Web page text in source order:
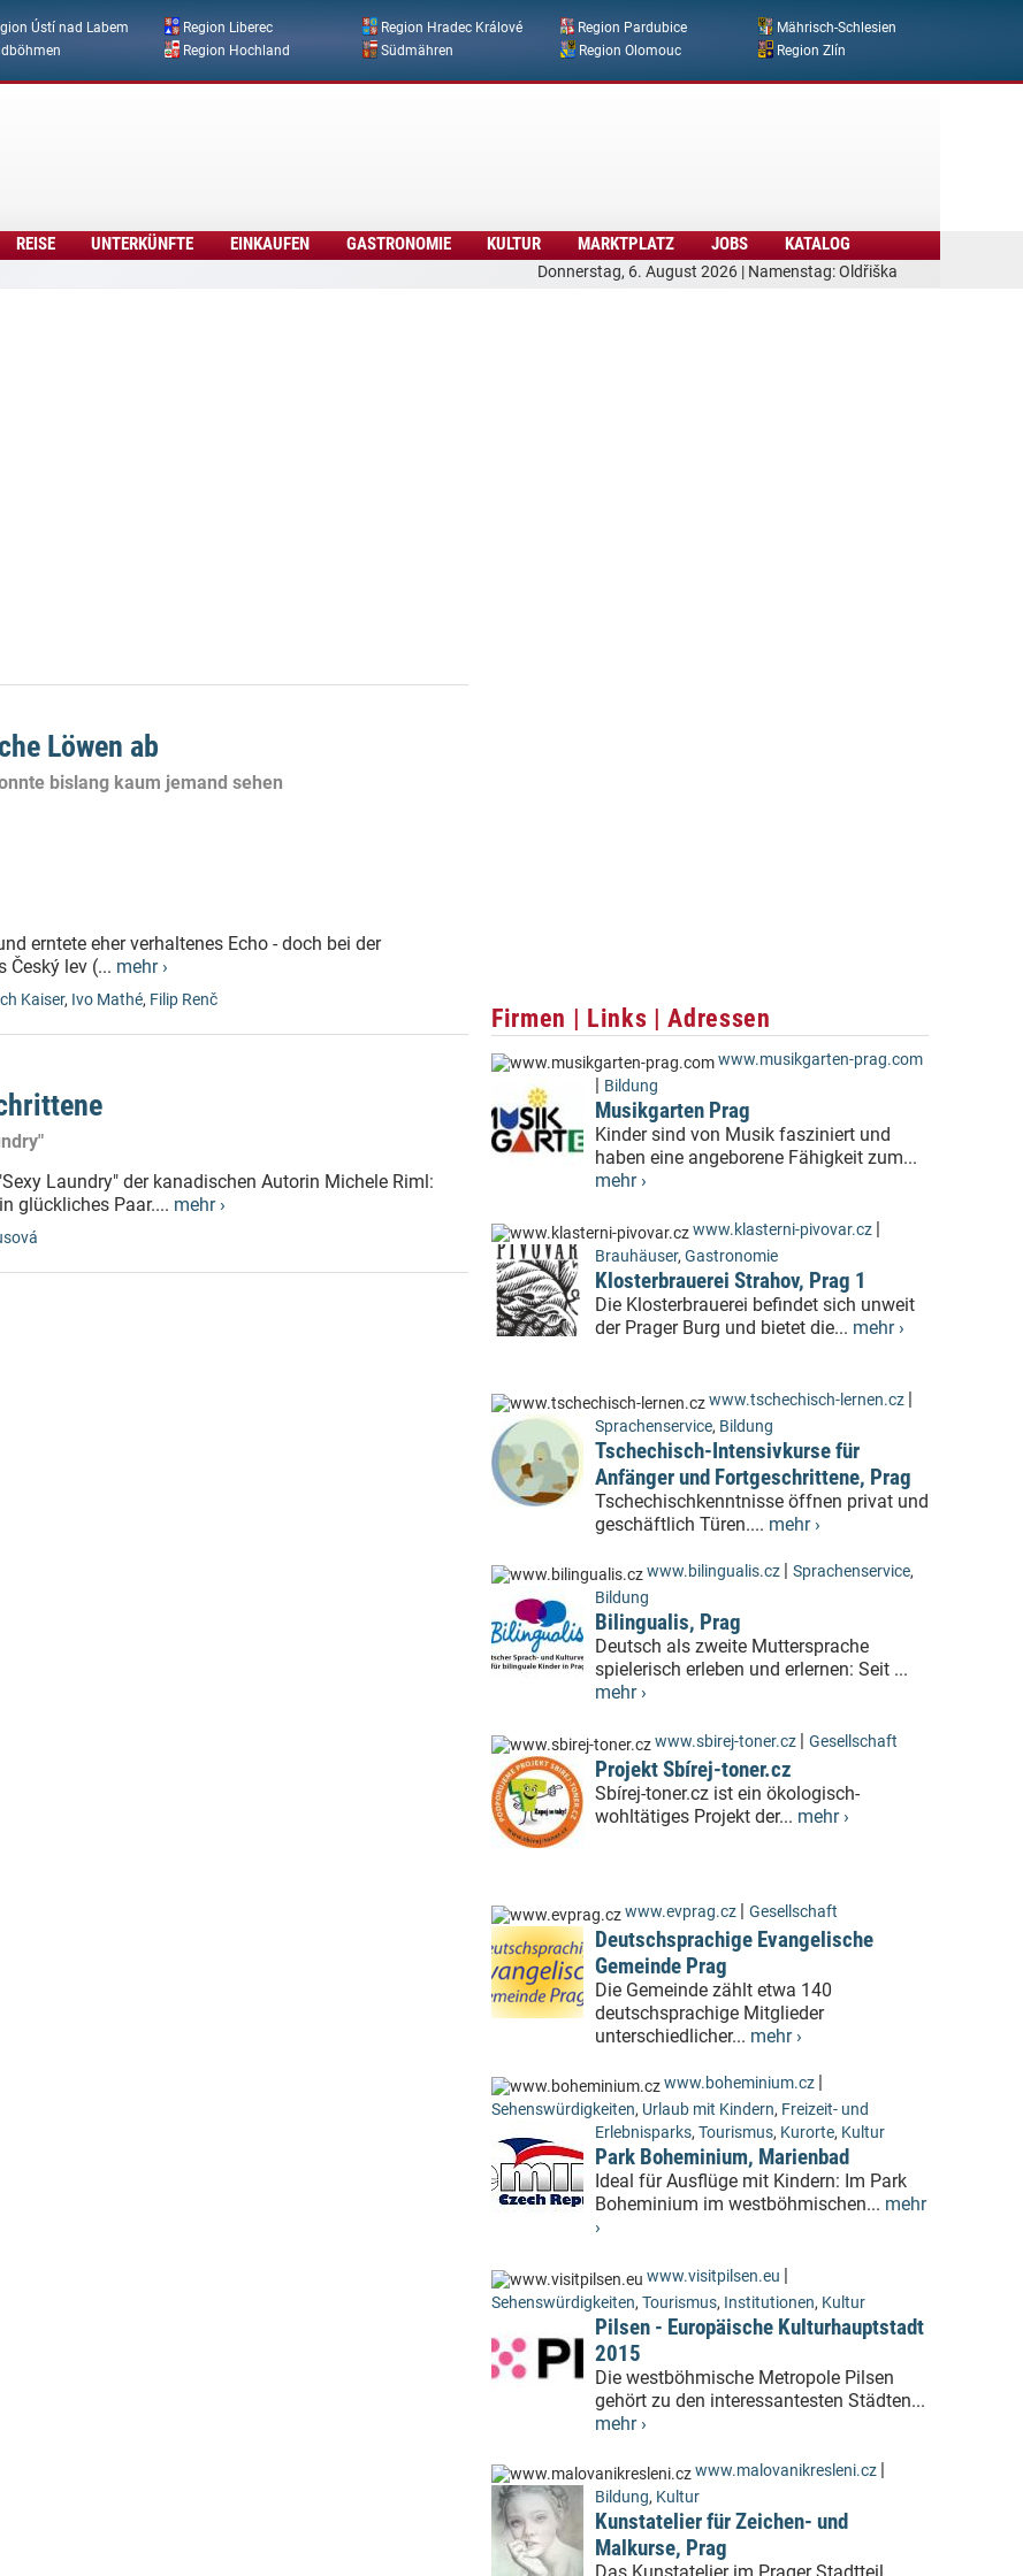
Direkt zum Inhalt
Ústí nad Labem Region Liberec Region Hradec Králové Region Pardubice
Mährisch-Schlesien
Region Hochland Südmähren Region Olomouc Region Zlín
Donnerstag, 6. August 2026 | Namenstag: Oldřiška
REISE UNTERKÜNFTE EINKAUFEN GASTRONOMIE KULTUR MARKTPLATZ JOBS KATALOG
Löwen ab
bislang kaum jemand sehen
erntete eher verhaltenes Echo - doch bei der
Český lev (... mehr ›
Kaiser, Ivo Mathé, Filip Renč
Laundry" der kanadischen Autorin Michele Riml:
glückliches Paar.... mehr ›
Firmen | Links | Adressen
www.musikgarten-prag.com
| Bildung
Musikgarten Prag
Kinder sind von Musik fasziniert und
haben eine angeborene Fähigkeit zum...
mehr ›
www.klasterni-pivovar.cz |
Brauhäuser, Gastronomie
Klosterbrauerei Strahov, Prag 1
Die Klosterbrauerei befindet sich unweit
der Prager Burg und bietet die... mehr ›
www.tschechisch-lernen.cz |
Sprachenservice, Bildung
Tschechisch-Intensivkurse für
Anfänger und Fortgeschrittene, Prag
Tschechischkenntnisse öffnen privat und
geschäftlich Türen.... mehr ›
www.bilingualis.cz | Sprachenservice,
Bildung
Bilingualis, Prag
Deutsch als zweite Muttersprache
spielerisch erleben und erlernen: Seit ...
mehr ›
www.sbirej-toner.cz | Gesellschaft
Projekt Sbírej-toner.cz
Sbírej-toner.cz ist ein ökologisch-
wohltätiges Projekt der... mehr ›
www.evprag.cz | Gesellschaft
Deutschsprachige Evangelische
Gemeinde Prag
Die Gemeinde zählt etwa 140
deutschsprachige Mitglieder
unterschiedlicher... mehr ›
www.boheminium.cz |
Sehenswürdigkeiten, Urlaub mit Kindern, Freizeit- und
Erlebnisparks, Tourismus, Kurorte, Kultur
Park Boheminium, Marienbad
Ideal für Ausflüge mit Kindern: Im Park
Boheminium im westböhmischen... mehr
›
www.visitpilsen.eu |
Sehenswürdigkeiten, Tourismus, Institutionen, Kultur
Pilsen - Europäische Kulturhauptstadt
2015
Die westböhmische Metropole Pilsen
gehört zu den interessantesten Städten...
mehr ›
www.malovanikresleni.cz |
Bildung, Kultur
Kunstatelier für Zeichen- und
Malkurse, Prag